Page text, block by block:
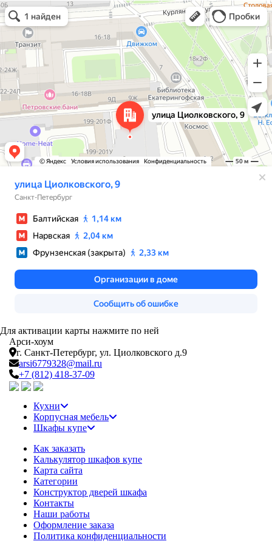
Для активации карты нажмите по ней
Арси-хоум
г. Санкт-Петербург, ул. Циолковского д.9
arsi6779328@mail.ru
+7 (812) 418-37-09
Кухни
Корпусная мебель
Шкафы купе
Как заказать
Калькулятор шкафов купе
Карта сайта
Категории
Конструктор дверей шкафа
Контакты
Наши работы
Оформление заказа
Политика конфиденциальности